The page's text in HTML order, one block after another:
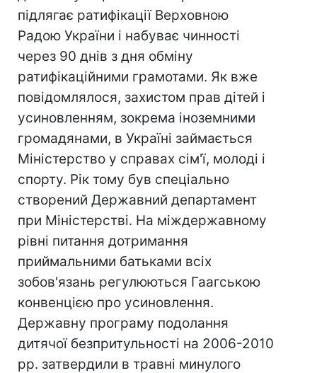
підлягає ратифікації Верховною
Радою України і набуває чинності
через 90 днів з дня обміну
ратифікаційними грамотами. Як вже
повідомлялося, захистом прав дітей і
усиновленням, зокрема іноземними
громадянами, в Україні займається
Міністерство у справах сім'ї, молоді і
спорту. Рік тому був спеціально
створений Державний департамент
при Міністерстві. На міждержавному
рівні питання дотримання
приймальними батьками всіх
зобов'язань регулюються Гаагською
конвенцією про усиновлення.
Державну програму подолання
дитячої безпритульності на 2006-2010
рр. затвердили в травні минулого